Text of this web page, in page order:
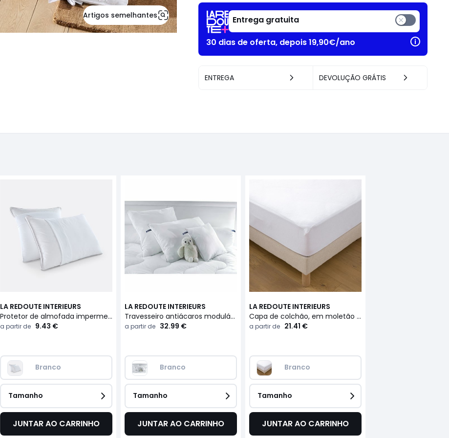
Artigos semelhantes
Entrega gratuita
30 dias de oferta, depois 19,90€/ano
ENTREGA DEVOLUÇÃO GRÁTIS
LA REDOUTE INTERIEURS
Protetor de almofada impermeável em jersey 100% tencel
a partir de 9.43 €
Branco
Tamanho
JUNTAR AO CARRINHO
LA REDOUTE INTERIEURS
Travesseiro antiácaros modulável de qualidade superior
a partir de 32.99 €
Branco
Tamanho
JUNTAR AO CARRINHO
LA REDOUTE INTERIEURS
Capa de colchão, em moletão absorvente premium, altura máxima de 25 cm
a partir de 21.41 €
Branco
Tamanho
JUNTAR AO CARRINHO